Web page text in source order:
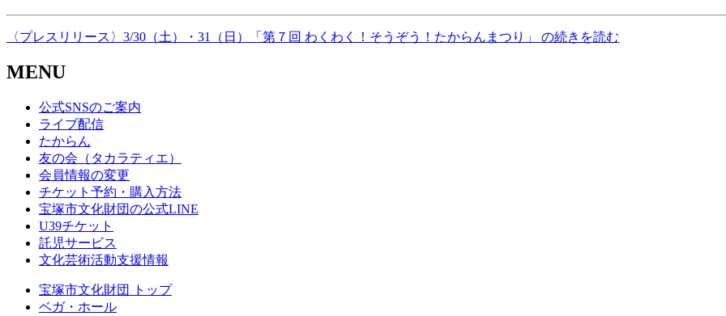
〈プレスリリース〉3/30（土）・31（日）「第７回 わくわく！そうぞう！たからんまつり」 の続きを読む
MENU
公式SNSのご案内
ライブ配信
たからん
友の会（タカラティエ）
会員情報の変更
チケット予約・購入方法
宝塚市文化財団の公式LINE
U39チケット
託児サービス
文化芸術活動支援情報
宝塚市文化財団 トップ
ベガ・ホール